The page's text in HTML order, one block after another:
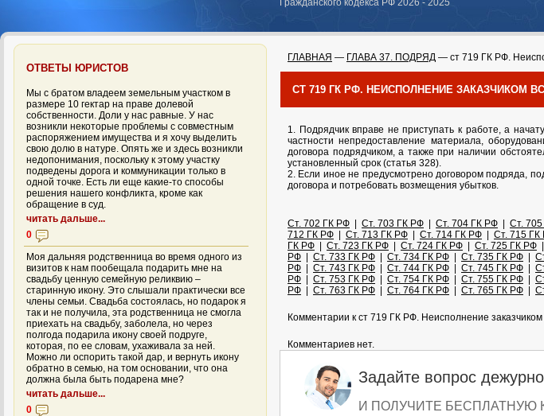
Гражданского кодекса РФ 2026 - 2025
ГЛАВНАЯ — ГЛАВА 37. ПОДРЯД — ст 719 ГК РФ.
СТ 719 ГК РФ. НЕИСПОЛНЕНИЕ ЗАКАЗЧИКОМ
1. Подрядчик вправе не приступать к работе, а
частности непредоставление материала,
договора подрядчиком, а также при наличии
установленный срок (статья 328).
2. Если иное не предусмотрено договором подряда,
договора и потребовать возмещения убытков.
Ст. 702 ГК РФ Ст. 703 ГК РФ Ст. 704 ГК РФ Ст.
712 ГК РФ
Ст. 713 ГК РФ Ст. 714 ГК РФ Ст. 715 ГК
ГК РФ
Ст. 723 ГК РФ Ст. 724 ГК РФ Ст. 725 ГК РФ
РФ
Ст. 733 ГК РФ Ст. 734 ГК РФ Ст. 735 ГК РФ
РФ
Ст. 743 ГК РФ Ст. 744 ГК РФ Ст. 745 ГК РФ
РФ
Ст. 753 ГК РФ Ст. 754 ГК РФ Ст. 755 ГК РФ
РФ
Ст. 763 ГК РФ Ст. 764 ГК РФ Ст. 765 ГК РФ
Комментарии к ст 719 ГК РФ. Неисполнение
Комментариев нет.
Задайте вопрос
И ПОЛУЧИТЕ БЕСПЛАТНУЮ
ОТВЕТЫ ЮРИСТОВ
Мы с братом владеем земельным участком в
размере 10 гектар на праве долевой
собственности. Доли у нас равные. У нас
возникли некоторые проблемы с совместным
распоряжением имущества и я хочу выделить
свою долю в натуре. Опять же и здесь возникли
недопонимания, поскольку к этому участку
подведены дорога и коммуникации только в
одной точке. Есть ли еще какие-то способы
решения нашего конфликта, кроме как
обращение в суд.
читать дальше...
0
Моя дальняя родственница во время одного из
визитов к нам пообещала подарить мне на
свадьбу ценную семейную реликвию –
старинную икону. Это слышали практически все
члены семьи. Свадьба состоялась, но подарок я
так и не получила, эта родственница не смогла
приехать на свадьбу, заболела, но через
полгода подарила икону своей подруге,
которая, по ее словам, ухаживала за ней.
Можно ли оспорить такой дар, и вернуть икону
обратно в семью, на том основании, что она
должна была быть подарена мне?
читать дальше...
0